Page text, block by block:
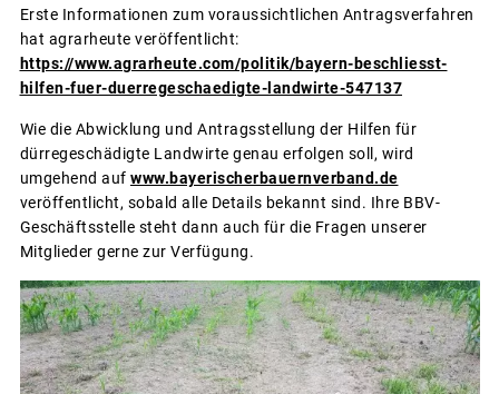
Erste Informationen zum voraussichtlichen Antragsverfahren
hat agrarheute veröffentlicht:
https://www.agrarheute.com/politik/bayern-beschliesst-
hilfen-fuer-duerregeschaedigte-landwirte-547137
Wie die Abwicklung und Antragsstellung der Hilfen für
dürregeschädigte Landwirte genau erfolgen soll, wird
umgehend auf www.bayerischerbauernverband.de
veröffentlicht, sobald alle Details bekannt sind. Ihre BBV-
Geschäftsstelle steht dann auch für die Fragen unserer
Mitglieder gerne zur Verfügung.